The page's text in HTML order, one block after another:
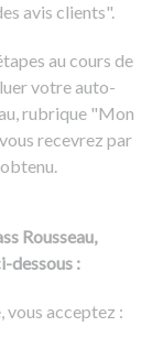
avis clients".
au cours de
votre auto-
rubrique "Mon
recevrez par
Rousseau,
dessous :
vous acceptez :